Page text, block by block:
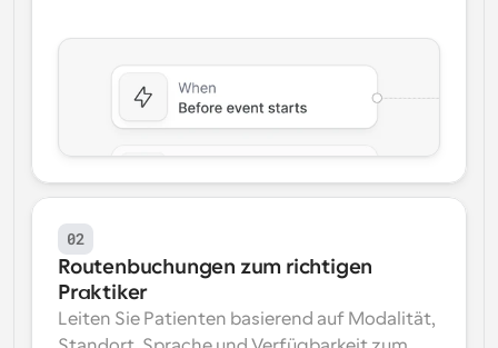
02
Routenbuchungen zum richtigen
Praktiker
Leiten Sie Patienten basierend auf Modalität,